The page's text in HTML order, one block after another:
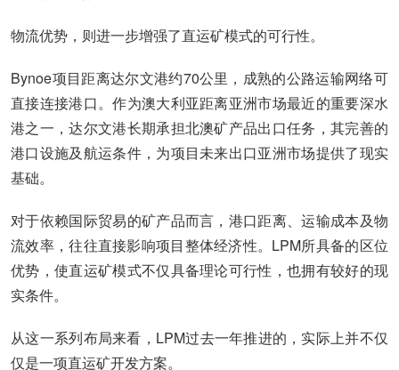
物流优势，则进一步增强了直运矿模式的可行性。
Bynoe项目距离达尔文港约70公里，成熟的公路运输网络可
直接连接港口。作为澳大利亚距离亚洲市场最近的重要深水
港之一，达尔文港长期承担北澳矿产品出口任务，其完善的
港口设施及航运条件，为项目未来出口亚洲市场提供了现实
基础。
对于依赖国际贸易的矿产品而言，港口距离、运输成本及物
流效率，往往直接影响项目整体经济性。LPM所具备的区位
优势，使直运矿模式不仅具备理论可行性，也拥有较好的现
实条件。
从这一系列布局来看，LPM过去一年推进的，实际上并不仅
仅是一项直运矿开发方案。